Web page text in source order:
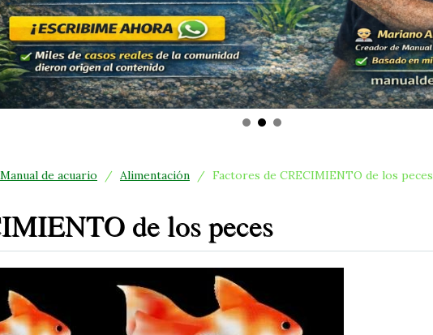
de acuario / Alimentación / Factores de CRECIMIENTO de los peces
de los peces